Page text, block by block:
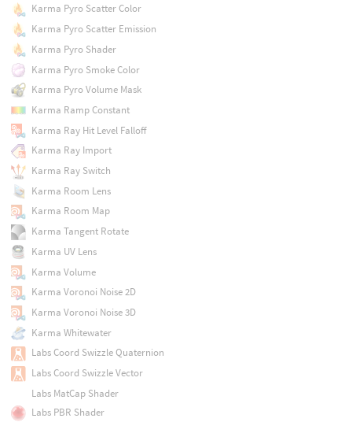
Karma Pyro Scatter Color
Karma Pyro Scatter Emission
Karma Pyro Shader
Karma Pyro Smoke Color
Karma Pyro Volume Mask
Karma Ramp Constant
Karma Ray Hit Level Falloff
Karma Ray Import
Karma Ray Switch
Karma Room Lens
Karma Room Map
Karma Tangent Rotate
Karma UV Lens
Karma Volume
Karma Voronoi Noise 2D
Karma Voronoi Noise 3D
Karma Whitewater
Labs Coord Swizzle Quaternion
Labs Coord Swizzle Vector
Labs MatCap Shader
Labs PBR Shader